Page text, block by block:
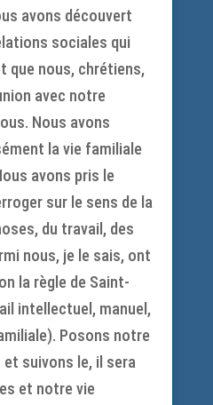
avons découvert
sociales qui
que nous, chrétiens,
avec notre
Nous avons
la vie familiale
avons pris le
sur le sens de la
du travail, des
nous, je le sais, ont
la règle de Saint-
intellectuel, manuel,
Posons notre
suivons le, il sera
et notre vie